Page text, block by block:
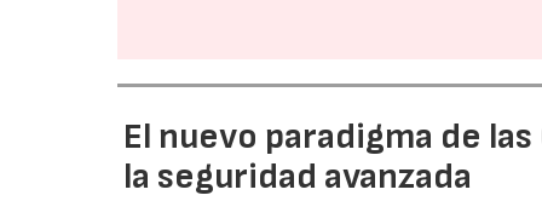
El nuevo paradigma de
la seguridad avanzada